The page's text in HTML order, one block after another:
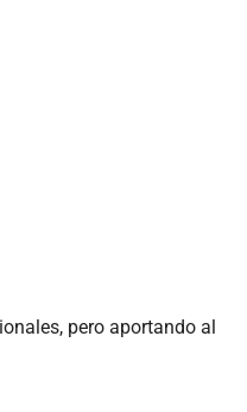
pero aportando al